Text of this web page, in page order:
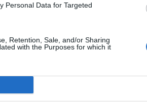
Personal Data for Targeted
Retention, Sale, and/or Sharing
with the Purposes for which it
traukiasi į praeitį: kuo jį pakeis